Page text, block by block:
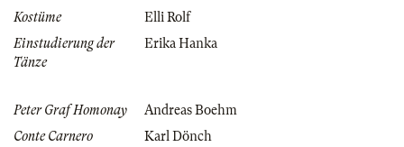
Kostüme
Elli Rolf
Einstudierung der
Tänze
Erika Hanka
Peter Graf Homonay
Andreas Boehm
Conte Carnero
Karl Dönch